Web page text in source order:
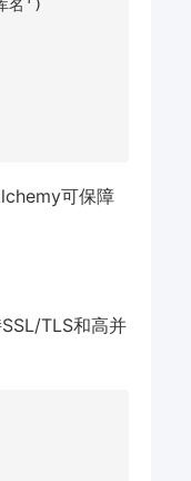
名')
可保障
TLS和高并